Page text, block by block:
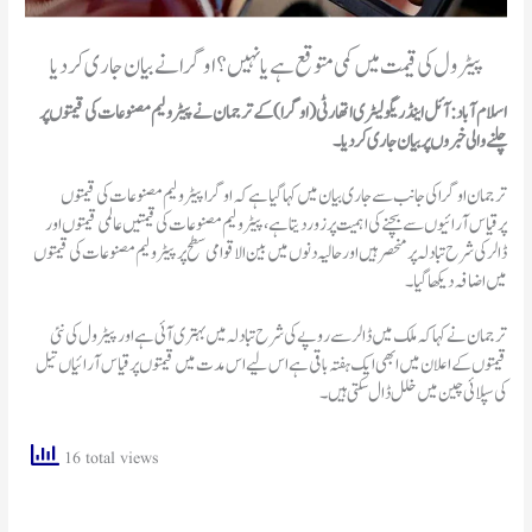
پیٹرول کی قیمت میں کمی متوقع ہے یا نہیں؟ اوگرا نے بیان جاری کردیا
اسلام آباد: آئل اینڈ ریگولیٹری اتھارٹی (اوگرا) کے ترجمان نے پیٹرولیم مصنوعات کی قیمتوں پر
چلنے والی خبروں پر بیان جاری کردیا۔
ترجمان اوگرا کی جانب سے جاری بیان میں کہا گیا ہےکہ اوگرا پیٹرولیم مصنوعات کی قیمتوں
پرقیاس آرائیوں سے بچنےکی اہمیت پر زور دیتا ہے، پیٹرولیم مصنوعات کی قیمتیں عالمی قیمتوں اور
ڈالر کی شرح تبادلہ پرمنحصر ہیں اور حالیہ دنوں میں بین الاقوامی سطح پرپیٹرولیم مصنوعات کی قیمتوں
میں اضافہ دیکھا گیا۔
ترجمان نے کہا کہ ملک میں ڈالر سے روپے کی شرح تبادلہ میں بہتری آئی ہے اور پیٹرول کی نئی
قیمتوں کے اعلان میں ابھی ایک ہفتہ باقی ہے اس لیے اس مدت میں قیمتوں پرقیاس آرائیاں تیل
کی سپلائی چین میں خلل ڈال سکتی ہیں۔
16 total views